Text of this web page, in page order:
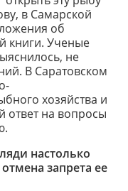
в Самарской
об
книги. Ученые
не
В Саратовском
хозяйства и
ответ на вопросы
настолько
запрета ее